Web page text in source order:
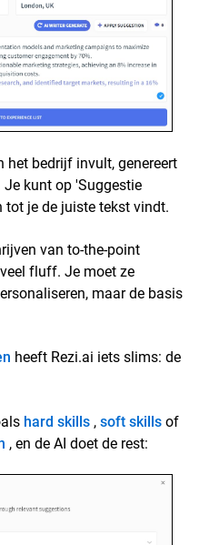
het bedrijf invult, genereert
kunt op 'Suggestie
je de juiste tekst vindt.
van to-the-point
fluff. Je moet ze
maar de basis
heeft Rezi.ai iets slims: de
hard skills ,soft skillsof
, en de AI doet de rest: